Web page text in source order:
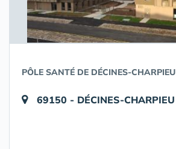
PÔLE SANTÉ DE DÉCINES-CHARPIEU
69150 - DÉCINES-CHARPIEU